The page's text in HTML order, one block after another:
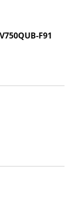
F91